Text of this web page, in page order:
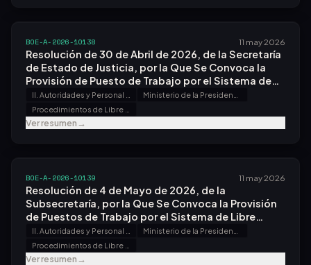
BOE-A-2026-10138 11 may 2026
Resolución de 30 de Abril de 2026, de la Secretaría
de Estado de Justicia, por la Que Se Convoca la
Provisión de Puesto de Trabajo por el Sistema de
Libre Designación.
Ver resumen→
BOE-A-2026-10139 11 may 2026
Resolución de 4 de Mayo de 2026, de la
Subsecretaría, por la Que Se Convoca la Provisión
de Puestos de Trabajo por el Sistema de Libre
Designación.
Ver resumen→